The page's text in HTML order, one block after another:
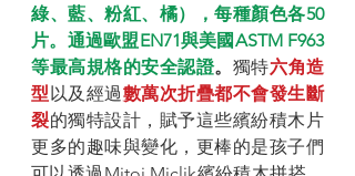
綠、藍、粉紅、橘），每種顏色各50
片。通過歐盟EN71與美國ASTM F963
等最高規格的安全認證。 獨特六角造
型以及經過數萬次折疊都不會發生斷
裂的獨特設計，賦予這些繽紛積木片
更多的趣味與變化，更棒的是孩子們